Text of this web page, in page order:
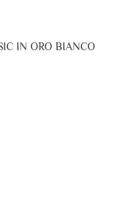
IN ORO BIANCO